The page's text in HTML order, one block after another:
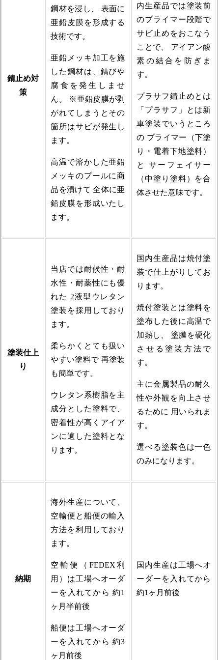
錆止め対
策
鋼材を浸し、 表面に
亜鉛皮膜を形成する
技術です。
亜鉛メッキ加工を施
した鋼材は、錆びや
腐食を発生しませ
ん。 ※亜鉛皮膜が剥
がれてしまうとその
箇所はサビが発生し
ます。
高温で溶かした亜鉛
メッキのプールに商
品を漬けて 全体に亜
鉛皮膜を形成いたし
ます。
内生産品では塗装前
のプライマー段階で
サビ止めをおこなう
ことで、 アイアン酸
素の結合を防ぎま
す。
プラサフ錆止めとは
「プラサフ」とは新
車塗装でいうところ
の プライマー（下塗
り・電着下地塗料）
と サーフェイサー
（中塗り塗料）を合
体させた意味です。
塗装仕上
り
当店では耐候性・耐
水性・耐薬性にも優
れた 2液型ウレタン
塗装を採用しており
ます。
柔らかくとても扱い
やすい塗料で 再塗装
も簡単です。
ウレタン系樹脂を主
成分とした塗料で、
密着性が高くアイア
ンに適した塗料とな
ります。
国内生産品は焼付塗
装で仕上がりしてお
ります。
焼付塗装とは塗料を
塗布した後に高温で
加熱し、 塗膜を硬化
させる塗装方法で
す。
主に金属製品の耐久
性や外観を向上させ
るために 用いられま
す。
選べる塗装色は一色
のみになります。
納期
海外生産について、
空輸便と船便の輸入
方法を利用しており
ます。
空輸便（FEDEX利
用）は工場へオーダ
ーを入れてから 約1
ヶ月半前後
船便は工場へオーダ
ーを入れてから 約3
ヶ月前後
国内生産は工場へオ
ーダーを入れてから
約1ヶ月前後